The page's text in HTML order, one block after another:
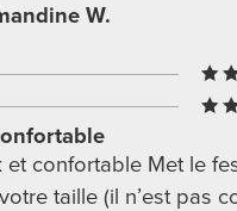
W.
et confortable Met le
taille (il n’est pas